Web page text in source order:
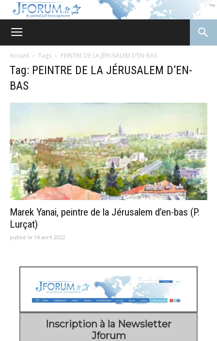
Accueil Tags PEINTRE DE LA JÉRUSALEM D’EN-BAS
Tag: PEINTRE DE LA JÉRUSALEM D’EN-
BAS
Marek Yanai, peintre de la Jérusalem d’en-bas (P.
Lurçat)
publié le 14 avril 2022
Inscription à la Newsletter
Jforum